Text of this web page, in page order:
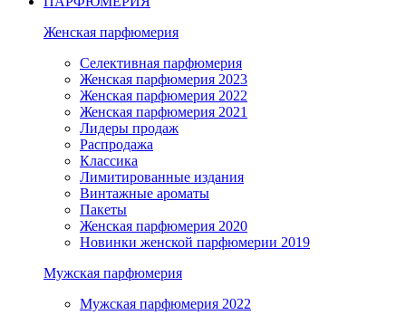
Женская парфюмерия
Селективная парфюмерия
Женская парфюмерия 2023
Женская парфюмерия 2022
Женская парфюмерия 2021
Лидеры продаж
Распродажа
Классика
Лимитированные издания
Винтажные ароматы
Пакеты
Женская парфюмерия 2020
Новинки женской парфюмерии 2019
Мужская парфюмерия
Мужская парфюмерия 2022